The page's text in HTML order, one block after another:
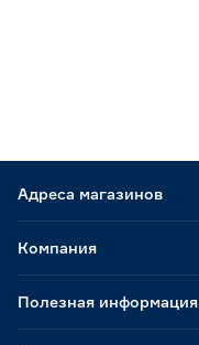
Адреса магазинов
Компания
Полезная информация